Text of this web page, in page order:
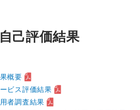
己評価結果
概要
ビス評価結果
者調査結果